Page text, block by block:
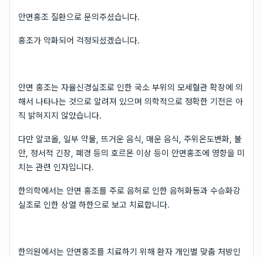
안면홍조 질환으로 문의주셨습니다.
홍조가 악화되어 걱정되셨겠습니다.
안면 홍조는 자율신경실조로 인한 국소 부위의 모세혈관 확장에 의
해서 나타나는 것으로 알려져 있으며 의학적으로 정확한 기전은 아
직 밝혀지지 않았습니다.
다만 알코올, 일부 약물, 뜨거운 음식, 매운 음식, 주위온도변화, 불
안, 정서적 긴장, 폐경 등의 호르몬 이상 등이 안면홍조에 영향을 미
치는 관련 인자입니다.
한의학에서는 안면 홍조를 주로 음허로 인한 음허화동과 수승화강
실조로 인한 상열 하한으로 보고 치료합니다.
한의원에서는 안면홍조를 치료하기 위해 환자 개인별 맞춤 처방인